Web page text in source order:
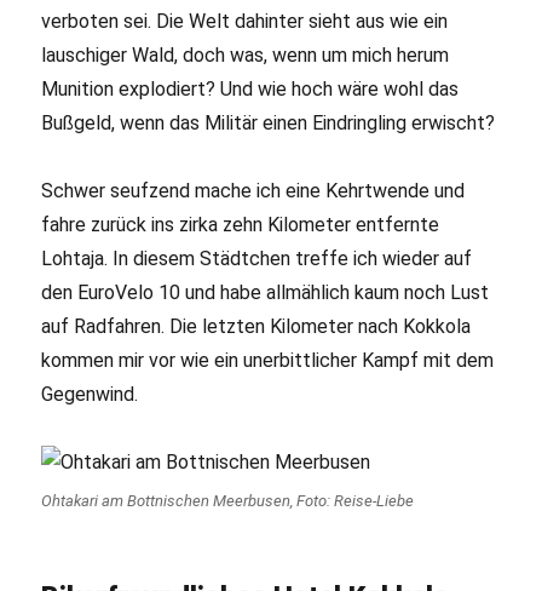
verboten sei. Die Welt dahinter sieht aus wie ein
lauschiger Wald, doch was, wenn um mich herum
Munition explodiert? Und wie hoch wäre wohl das
Bußgeld, wenn das Militär einen Eindringling erwischt?
Schwer seufzend mache ich eine Kehrtwende und
fahre zurück ins zirka zehn Kilometer entfernte
Lohtaja. In diesem Städtchen treffe ich wieder auf
den EuroVelo 10 und habe allmählich kaum noch Lust
auf Radfahren. Die letzten Kilometer nach Kokkola
kommen mir vor wie ein unerbittlicher Kampf mit dem
Gegenwind.
Ohtakari am Bottnischen Meerbusen, Foto: Reise-Liebe